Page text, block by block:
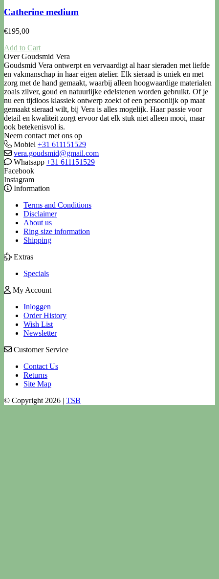
Catherine medium
€195,00
Add to Cart
Over Goudsmid Vera
Goudsmid Vera ontwerpt en vervaardigt al haar sieraden met liefde
en vakmanschap in haar eigen atelier. Elk sieraad is uniek en met
zorg met de hand gemaakt, waarbij alleen hoogwaardige materialen
zoals zilver, goud en natuurlijke edelstenen worden gebruikt. Of je
nu een tijdloos klassiek ontwerp zoekt of een persoonlijk op maat
gemaakt sieraad wilt, bij Vera is alles mogelijk. Haar passie voor
detail en kwaliteit zorgt ervoor dat elk stuk niet alleen mooi, maar
ook betekenisvol is.
Neem contact met ons op
Mobiel +31 611151529
vera.goudsmid@gmail.com
Whatsapp +31 611151529
Facebook
Instagram
Information
Terms and Conditions
Disclaimer
About us
Ring size information
Shipping
Extras
Specials
My Account
Inloggen
Order History
Wish List
Newsletter
Customer Service
Contact Us
Returns
Site Map
© Copyright 2026 | TSB